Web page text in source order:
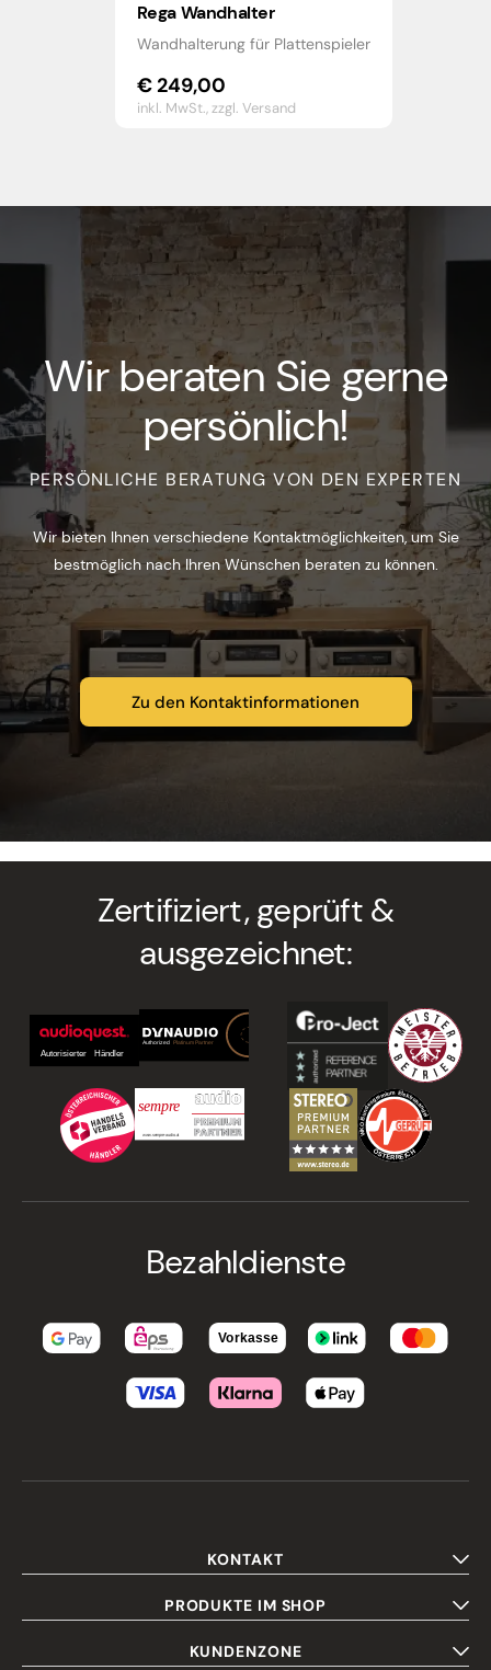
Rega Wandhalter
Wandhalterung für Plattenspieler
€249,00
inkl. MwSt.,zzgl. Versand
Wir beraten Sie gerne
persönlich!
PERSÖNLICHE BERATUNG VON DEN EXPERTEN
Wir bieten Ihnen verschiedene Kontaktmöglichkeiten, um Sie
bestmöglich nach Ihren Wünschen beraten zu können.
Zu den Kontaktinformationen
Zertifiziert, geprüft &
ausgezeichnet:
Bezahldienste
KONTAKT
PRODUKTE IM SHOP
KUNDENZONE